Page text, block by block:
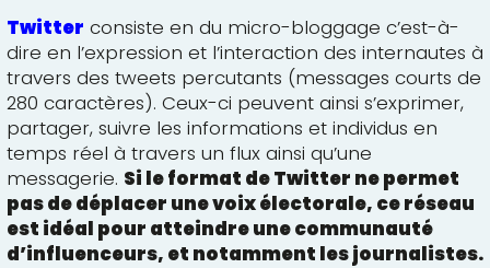
Twitter consiste en du micro-bloggage c’est-à-
dire en l’expression et l’interaction des internautes à
travers des tweets percutants (messages courts de
280 caractères). Ceux-ci peuvent ainsi s’exprimer,
partager, suivre les informations et individus en
temps réel à travers un flux ainsi qu’une
messagerie. Si le format de Twitter ne permet
pas de déplacer une voix électorale, ce réseau
est idéal pour atteindre une communauté
d’influenceurs, et notamment les journalistes.